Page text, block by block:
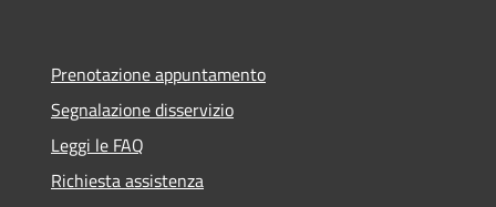
Prenotazione appuntamento
Segnalazione disservizio
Leggi le FAQ
Richiesta assistenza